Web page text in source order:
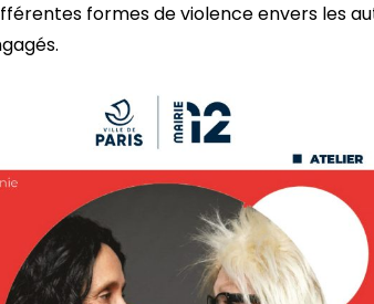
formes de violence envers les